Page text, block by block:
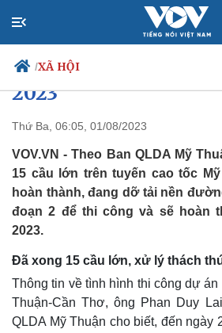
/XÃ HỘI
Chính trị
Đảng
Tổ chức nhân sự
Quốc hội
Nhận diện sự thật
Xã hội
Tin
Dự
Giáo
Biển
Cao tốc Mỹ Thuận -
phấn đấu thông xe
2023
Thứ Ba, 06:05, 01/08/2023
VOV.VN - Theo Ban QLDA Mỹ
15 cầu lớn trên tuyến cao tốc
hoàn thành, đang dỡ tải nền
đoạn 2 để thi công và sẽ hoàn
2023.
Đã xong 15 cầu lớn, xử lý thách
Thông tin về tình hình thi công dự
Thuận-Cần Thơ, ông Phan Duy
QLDA Mỹ Thuận cho biết, đến ngày